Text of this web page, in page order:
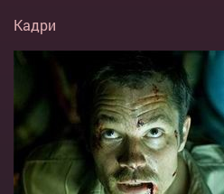
Кадри